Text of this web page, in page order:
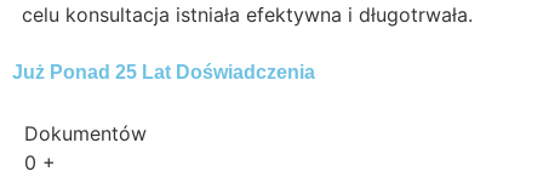
celu konsultacja istniała efektywna i długotrwała.
Już Ponad 25 Lat Doświadczenia
Dokumentów
0 +